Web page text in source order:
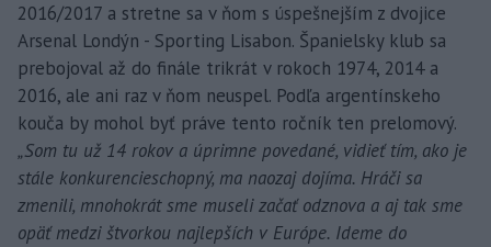
2016/2017 a stretne sa v ňom s úspešnejším z dvojice
Arsenal Londýn - Sporting Lisabon. Španielsky klub sa
prebojoval až do finále trikrát v rokoch 1974, 2014 a
2016, ale ani raz v ňom neuspel. Podľa argentínskeho
kouča by mohol byť práve tento ročník ten prelomový.
„Som tu už 14 rokov a úprimne povedané, vidieť tím, ako je
stále konkurencieschopný, ma naozaj dojíma. Hráči sa
zmenili, mnohokrát sme museli začať odznova a aj tak sme
opäť medzi štvorkou najlepších v Európe. Ideme do